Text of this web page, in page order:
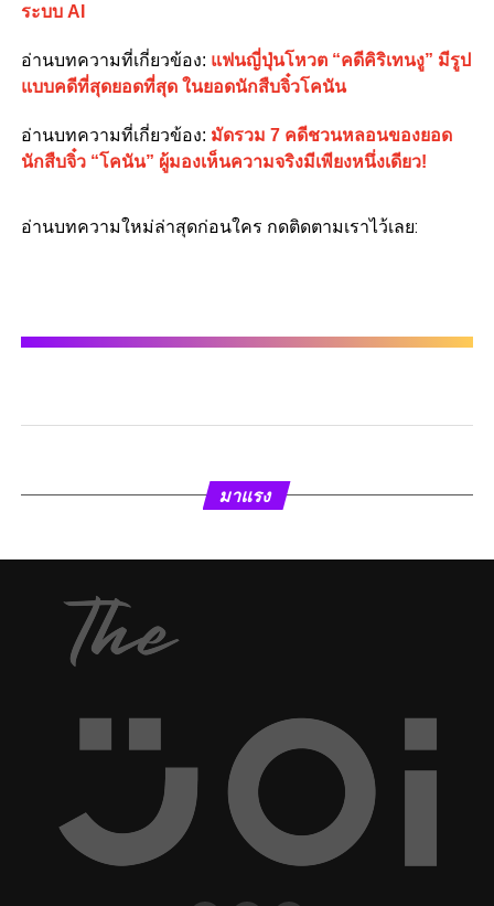
ระบบ AI
อ่านบทความที่เกี่ยวข้อง: แฟนญี่ปุ่นโหวต “คดีคิริเทนงู” มีรูป
แบบคดีที่สุดยอดที่สุด ในยอดนักสืบจิ๋วโคนัน
อ่านบทความที่เกี่ยวข้อง: มัดรวม 7 คดีชวนหลอนของยอด
นักสืบจิ๋ว “โคนัน” ผู้มองเห็นความจริงมีเพียงหนึ่งเดียว!
อ่านบทความใหม่ล่าสุดก่อนใคร กดติดตามเราไว้เลย:
มาแรง